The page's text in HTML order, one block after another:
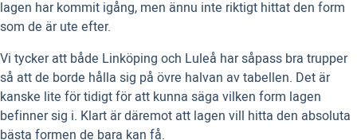
lagen har kommit igång, men ännu inte riktigt hittat den form
som de är ute efter.
Vi tycker att både Linköping och Luleå har såpass bra trupper
så att de borde hålla sig på övre halvan av tabellen. Det är
kanske lite för tidigt för att kunna säga vilken form lagen
befinner sig i. Klart är däremot att lagen vill hitta den absoluta
bästa formen de bara kan få.